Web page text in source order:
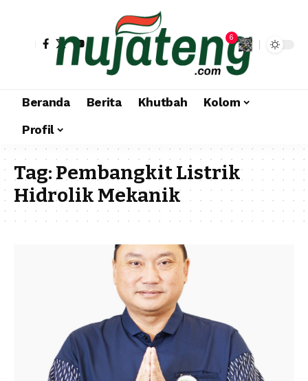
6
Beranda Berita Khutbah
Kolom
Profil
Tag:Pembangkit Listrik
Hidrolik Mekanik